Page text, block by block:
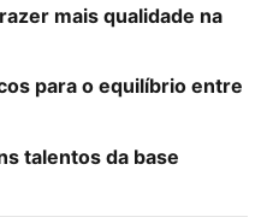
mais qualidade na
para o equilíbrio entre
talentos da base